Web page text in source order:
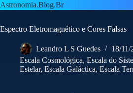
Pular
para
conteúdo
Astronomia.Blog.Br
Espectro Eletromagnético e Cores Falsas
Leandro L S Guedes
18/11/
Escala Cosmológica, Escala do
Estelar, Escala Galáctica, Escala